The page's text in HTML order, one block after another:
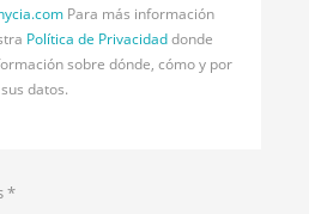
Para más información
Política de Privacidaddonde
sobre dónde, cómo y por
datos.
*